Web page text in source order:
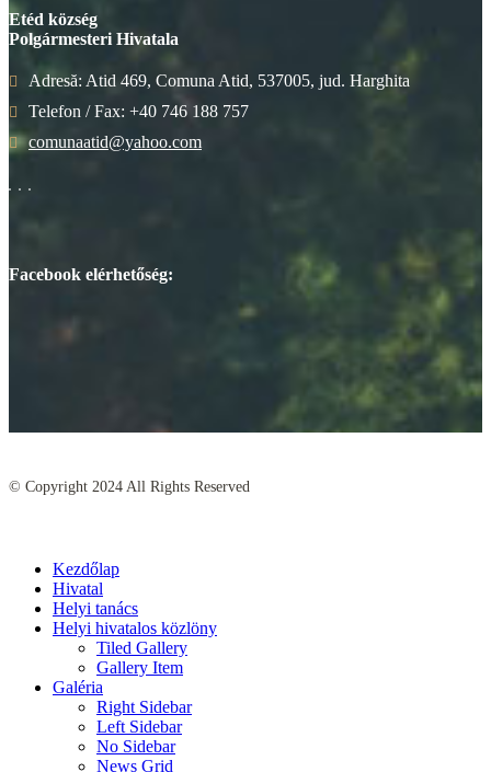
Etéd község
Polgármesteri Hivatala
Adresă: Atid 469, Comuna Atid, 537005, jud. Harghita
Telefon / Fax: +40 746 188 757
comunaatid@yahoo.com
Facebook elérhetőség:
© Copyright 2024 All Rights Reserved
Kezdőlap
Hivatal
Helyi tanács
Helyi hivatalos közlöny
Tiled Gallery
Gallery Item
Galéria
Right Sidebar
Left Sidebar
No Sidebar
News Grid